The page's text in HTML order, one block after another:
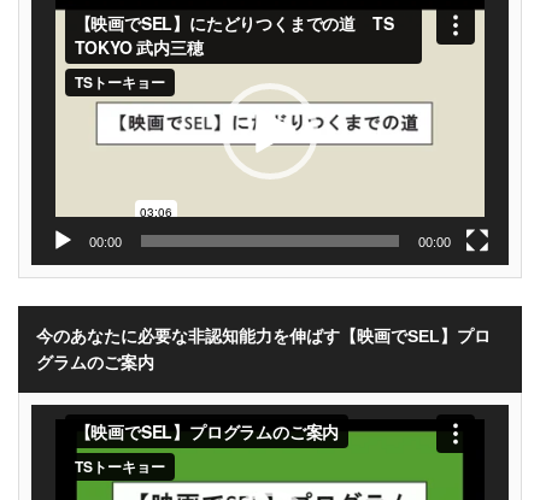
00:00 00:00
今のあなたに必要な非認知能力を伸ばす【映画でSEL】プロ
グラムのご案内